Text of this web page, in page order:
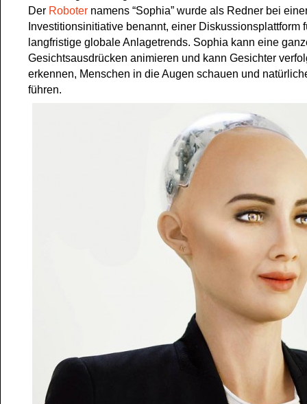
Der Roboter namens “Sophia” wurde als Redner bei
Investitionsinitiative benannt, einer Diskussionsplattform
langfristige globale Anlagetrends. Sophia kann eine
Gesichtsausdrücken animieren und kann Gesichter
erkennen, Menschen in die Augen schauen und
führen.